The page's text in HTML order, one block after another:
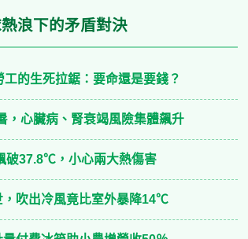
浪下的矛盾對決
的生死拉鋸：要命還是要錢？
心臟病、腎衰竭風險集體飆升
破37.8℃，小心兩大熱傷害
，吹出冷風竟比室外暴降14℃